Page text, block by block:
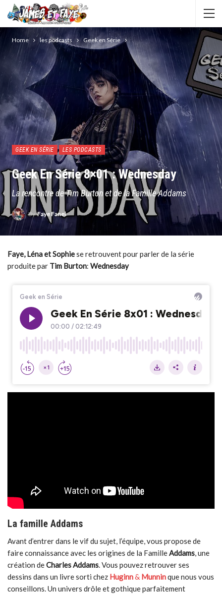
Home les podcasts Geek en Série
GEEK EN SÉRIE LES PODCASTS
Geek En Série 8×01 : Wednesday
La rencontre de Tim Burton et de la Famille Addams
ByFaye Fanel
Faye, Léna et Sophiese retrouvent pour parler de la série
produite par Tim Burton: Wednesday
La famille Addams
Avant d’entrer dans le vif du sujet, l’équipe, vous propose de
faire connaissance avec les origines de la FamilleAddams, une
création deCharlesAddams. Vous pouvez retrouver ses
dessins dans un livre sorti chez Huginn& Munninque nous vous
conseillons. Un univers drôle et gothique parfaitement